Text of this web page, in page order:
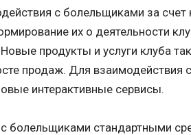
с болельщиками за счет
их о деятельности
продукты и услуги клуба
продаж. Для
интерактивные сервисы.
болельщиками стандартными